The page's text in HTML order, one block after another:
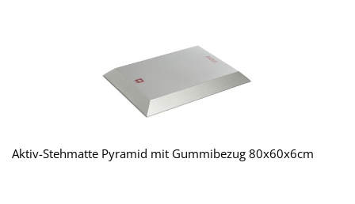
Aktiv-Stehmatte Pyramid mit Gummibezug 80x60x6cm